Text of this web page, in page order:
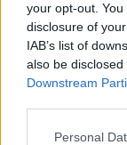
your opt-out.
disclosure of
IAB’s list of
also be
Downstream
Personal
Armony,
presenta la
7 AGOSTO 2026